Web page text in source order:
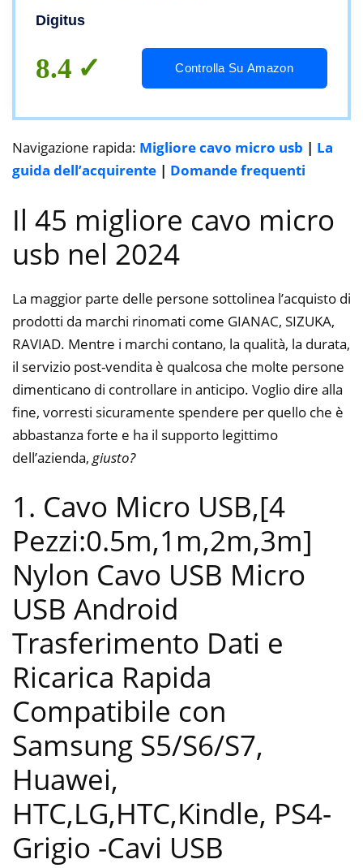
Digitus
8.4 Controlla Su Amazon
Navigazione rapida: Migliore cavo micro usb | La
guida dell’acquirente | Domande frequenti
Il 45 migliore cavo micro
usb nel 2024
La maggior parte delle persone sottolinea l’acquisto di
prodotti da marchi rinomati come GIANAC, SIZUKA,
RAVIAD. Mentre i marchi contano, la qualità, la durata,
il servizio post-vendita è qualcosa che molte persone
dimenticano di controllare in anticipo. Voglio dire alla
fine, vorresti sicuramente spendere per quello che è
abbastanza forte e ha il supporto legittimo
dell’azienda, giusto?
1. Cavo Micro USB,[4
Pezzi:0.5m,1m,2m,3m]
Nylon Cavo USB Micro
USB Android
Trasferimento Dati e
Ricarica Rapida
Compatibile con
Samsung S5/S6/S7,
Huawei,
HTC,LG,HTC,Kindle, PS4-
Grigio -Cavi USB